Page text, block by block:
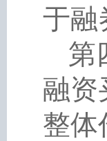
于融
第
融资
整体